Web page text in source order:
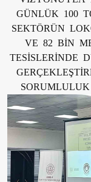
GÜNLÜK 100
SEKTÖRÜN
VE 82 BİN
TESİSLERİNDE